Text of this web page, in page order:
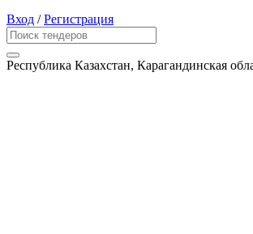
Вход /Регистрация
Республика Казахстан, Карагандинская